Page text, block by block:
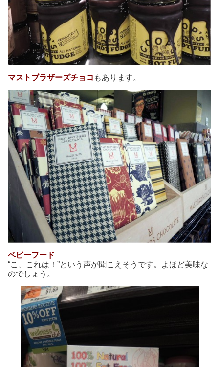
マストブラザーズチョコ もあります。
ベビーフード
“こ、これは！”という声が聞こえそうです。よほど美味な
のでしょう。